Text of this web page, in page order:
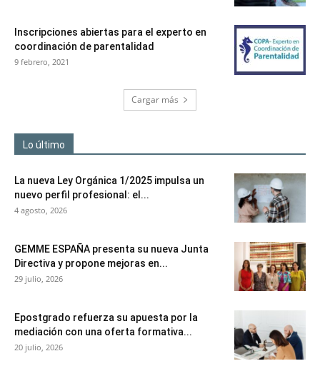
Inscripciones abiertas para el experto en
coordinación de parentalidad
9 febrero, 2021
Cargar más
Lo último
La nueva Ley Orgánica 1/2025 impulsa un
nuevo perfil profesional: el...
4 agosto, 2026
GEMME ESPAÑA presenta su nueva Junta
Directiva y propone mejoras en...
29 julio, 2026
Epostgrado refuerza su apuesta por la
mediación con una oferta formativa...
20 julio, 2026